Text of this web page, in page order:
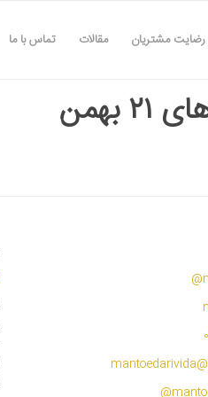
رضایت مشتریان مقالات تماس با ما
بهمن